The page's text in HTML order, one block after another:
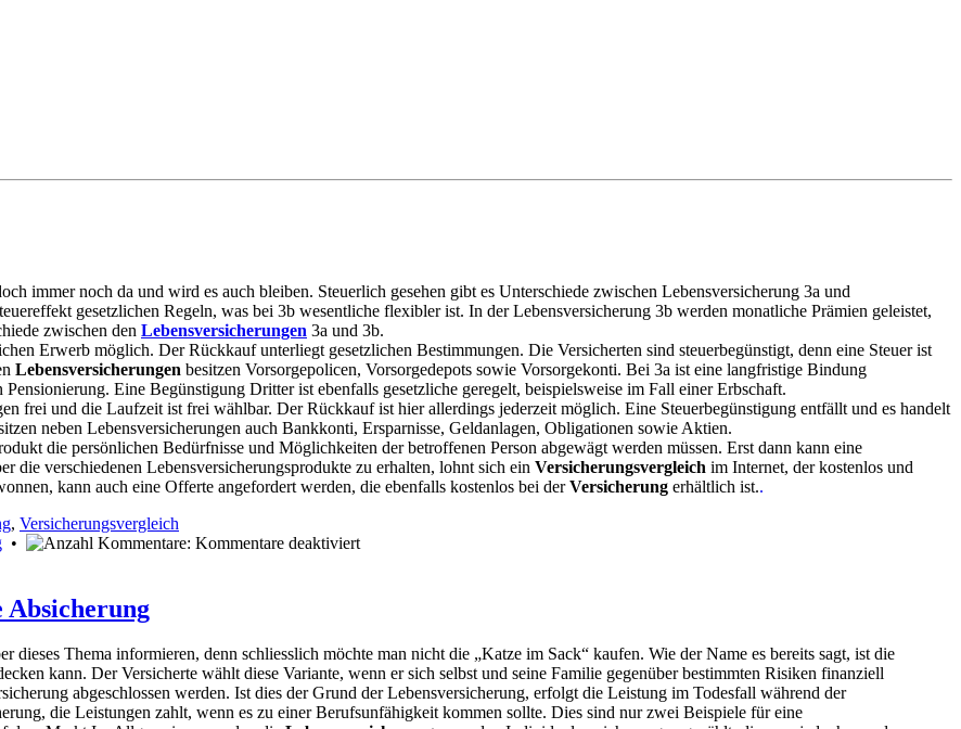
immer noch da und wird es auch bleiben. Steuerlich gesehen gibt es Unterschiede zwischen Lebensversicherung 3a und
gesetzlichen Regeln, was bei 3b wesentliche flexibler ist. In der Lebensversicherung 3b werden monatliche Prämien geleistet,
zwischen den Lebensversicherungen 3a und 3b.
Erwerb möglich. Der Rückkauf unterliegt gesetzlichen Bestimmungen. Die Versicherten sind steuerbegünstigt, denn eine Steuer ist
Lebensversicherungen besitzen Vorsorgepolicen, Vorsorgedepots sowie Vorsorgekonti. Bei 3a ist eine langfristige Bindung
Eine Begünstigung Dritter ist ebenfalls gesetzliche geregelt, beispielsweise im Fall einer Erbschaft.
frei und die Laufzeit ist frei wählbar. Der Rückkauf ist hier allerdings jederzeit möglich. Eine Steuerbegünstigung entfällt und es handelt
neben Lebensversicherungen auch Bankkonti, Ersparnisse, Geldanlagen, Obligationen sowie Aktien.
die persönlichen Bedürfnisse und Möglichkeiten der betroffenen Person abgewägt werden müssen. Erst dann kann eine
verschiedenen Lebensversicherungsprodukte zu erhalten, lohnt sich ein Versicherungsvergleich im Internet, der kostenlos und
kann auch eine Offerte angefordert werden, die ebenfalls kostenlos bei derVersicherung erhältlich ist..
, Versicherungsvergleich
• Kommentare deaktiviertfür
Absicherung
dieses Thema informieren, denn schliesslich möchte man nicht die „Katze im Sack“ kaufen. Wie der Name es bereits sagt, ist die
kann. Der Versicherte wählt diese Variante, wenn er sich selbst und seine Familie gegenüber bestimmten Risiken finanziell
abgeschlossen werden. Ist dies der Grund der Lebensversicherung, erfolgt die Leistung im Todesfall während der
die Leistungen zahlt, wenn es zu einer Berufsunfähigkeit kommen sollte. Dies sind nur zwei Beispiele für eine